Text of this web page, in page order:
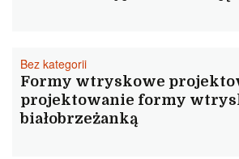
Bez kategorii
Formy wtryskowe
projektowanie formy
białobrzeżanką